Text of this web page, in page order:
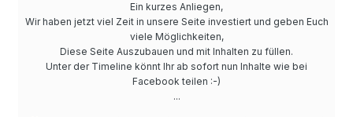
Ein kurzes Anliegen,
Wir haben jetzt viel Zeit in unsere Seite investiert und geben Euch
viele Möglichkeiten,
Diese Seite Auszubauen und mit Inhalten zu füllen.
Unter der Timeline könnt Ihr ab sofort nun Inhalte wie bei
Facebook teilen :-)
...